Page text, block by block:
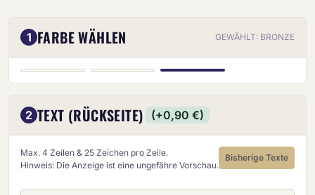
1 FARBE WÄHLEN GEWÄHLT: BRONZE
GOLD SILBER BRONZE
2 TEXT (RÜCKSEITE) (+0,90 €)
Max. 4 Zeilen & 25 Zeichen pro Zeile.
Hinweis: Die Anzeige ist eine ungefähre Vorschau.
Bisherige Texte